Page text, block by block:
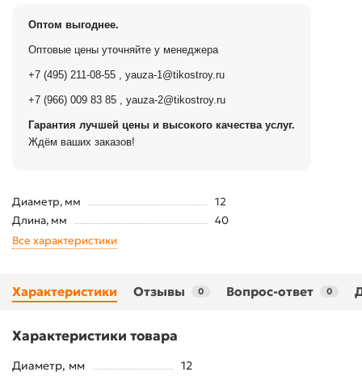
Оптом выгоднее.
Оптовые цены уточняйте у менеджера
+7 (495) 211-08-55 yauza-1@tikostroy.ru
+7 (966) 009 83 85 yauza-2@tikostroy.ru
Гарантия лучшей цены и высокого качества услуг.
Ждём ваших заказов!
Диаметр, мм
12
Длина, мм
40
Все характеристики
Характеристики Отзывы 0 Вопрос-ответ 0
Характеристики товара
Диаметр, мм
12